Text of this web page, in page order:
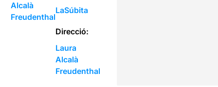
Alcalà
Freudenthal
LaSúbita
Direcció:
Laura
Alcalà
Freudenthal